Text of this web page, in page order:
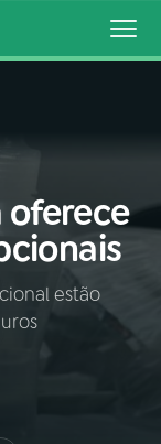
oferece
estão